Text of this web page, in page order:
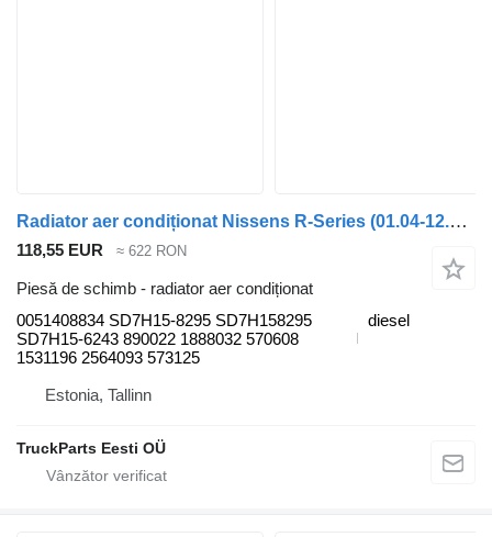
Radiator aer condiționat Nissens R-Series (01.04-12.17) 0051408834 pentru cap tractor Scania P,G,R,T-series (2004-2017)
118,55 EUR ≈ 622 RON
Piesă de schimb - radiator aer condiționat
0051408834 SD7H15-8295 SD7H158295
SD7H15-6243 890022 1888032 570608
1531196 2564093 573125
diesel
Estonia, Tallinn
TruckParts Eesti OÜ